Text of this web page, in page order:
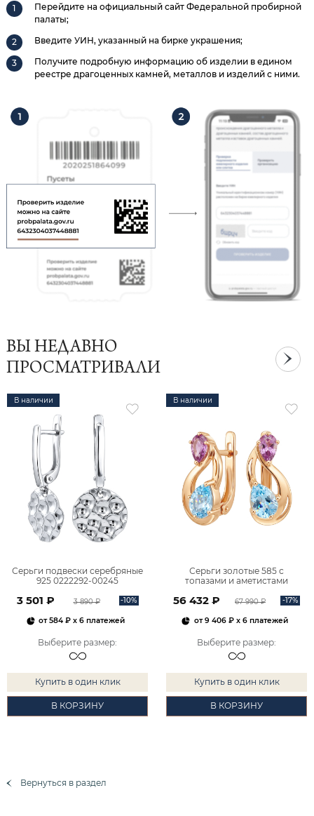
Перейдите на официальный сайт Федеральной пробирной
палаты;
Введите УИН, указанный на бирке украшения;
Получите подробную информацию об изделии в едином
реестре драгоценных камней, металлов и изделий с ними.
ВЫ НЕДАВНО
ПРОСМАТРИВАЛИ
В наличии
Серьги подвески серебряные
925 0222292-00245
3 501 ₽ 3 890 ₽ -10%
от584 ₽ x 6 платежей
Выберите размер:
Купить в один клик
В КОРЗИНУ
В наличии
Серьги золотые 585 с
топазами и аметистами
56 432 ₽ 67 990 ₽ -17%
от9 406 ₽x 6 платежей
Выберите размер:
Купить в один клик
В КОРЗИНУ
Вернуться в раздел